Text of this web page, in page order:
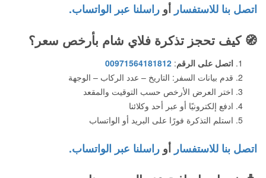
اتصل بنا للاستفسار أو راسلنا عبر الواتساب.
🧭كيف تحجز تذكرة فلاي شام بأرخص سعر؟
اتصل على الرقم:
00971564181812
قدم بيانات السفر: التاريخ – عدد الركاب – الوجهة
اختر العرض الأرخص حسب التوقيت والمقعد
ادفع إلكترونيًا أو عبر أحد وكلائنا
استلم التذكرة فورًا على البريد أو الواتساب
اتصل بنا للاستفسار أو راسلنا عبر الواتساب.